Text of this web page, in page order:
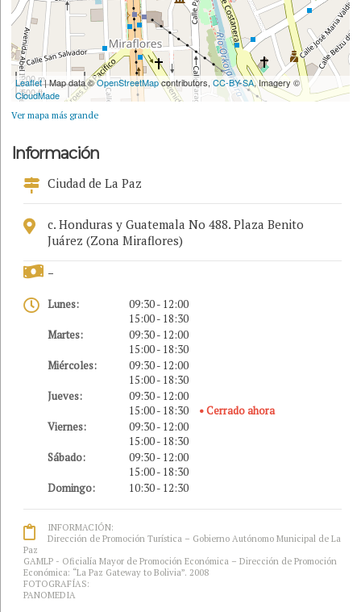
200 m
500 ft
Leaflet| Map data ©OpenStreetMapcontributors,CC-BY-SA, Imagery ©
CloudMade
Ver mapa más grande
Información
Ciudad de La Paz
c. Honduras y Guatemala No 488. Plaza Benito
Juárez (Zona Miraflores)
-
Lunes:
09:30 - 12:00
15:00 - 18:30
Martes:
09:30 - 12:00
15:00 - 18:30
Miércoles:
09:30 - 12:00
15:00 - 18:30
Jueves:
09:30 - 12:00
15:00 - 18:30
• Cerrado ahora
Viernes:
09:30 - 12:00
15:00 - 18:30
Sábado:
09:30 - 12:00
15:00 - 18:30
Domingo:
10:30 - 12:30
INFORMACIÓN:
Dirección de Promoción Turística – Gobierno Autónomo Municipal de La
Paz
GAMLP - Oficialía Mayor de Promoción Económica – Dirección de Promoción
Económica: “La Paz Gateway to Bolivia”. 2008
FOTOGRAFÍAS:
PANOMEDIA